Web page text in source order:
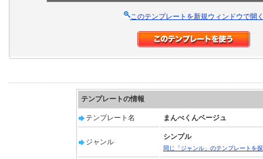
このテンプレートを新規ウィンドウで開
テンプレートの情報
テンプレート名 まんべくんベージュ
ジャンル
シンプル
同じ「ジャンル」のテンプレートを